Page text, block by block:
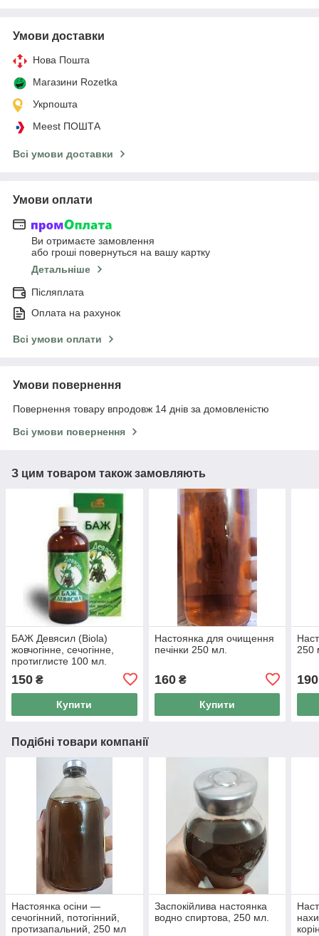
Умови доставки
Нова Пошта
Магазини Rozetka
Укрпошта
Meest ПОШТА
Всі умови доставки
Умови оплати
Ви отримаєте замовлення
або гроші повернуться на вашу картку
Детальніше
Післяплата
Оплата на рахунок
Всі умови оплати
Умови повернення
Повернення товару впродовж 14 днів за домовленістю
Всі умови повернення
З цим товаром також замовляють
БАЖ Девясил (Biola)
жовчогінне, сечогінне,
протиглисте 100 мл.
150 ₴
Купити
Настоянка для очищення
печінки 250 мл.
160₴
Купити
250
190
Подібні товари компанії
Настоянка осіни —
сечогінний, потогінний,
протизапальний, 250 мл
Заспокійлива настоянка
водно спиртова, 250 мл.